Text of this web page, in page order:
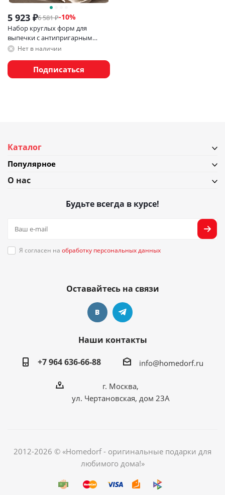
5 923 ₽6 581₽-10%
Набор круглых форм для
выпечки с антипригарным
покрытием Joseph Joseph Nest
Нет в наличии
Подписаться
Каталог
Популярное
О нас
Будьте всегда в курсе!
Я согласен на обработку персональных данных
Оставайтесь на связи
Наши контакты
+7 964 636-66-88
info@homedorf.ru
г. Москва,
ул. Чертановская, дом 23А
2012-2026 © «Homedorf - оригинальные подарки для
любимого дома!»